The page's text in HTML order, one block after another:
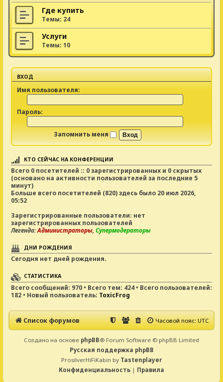
Где купить
Темы: 24
Услуги
Темы: 10
ВХОД
Имя пользователя:
Пароль:
Запомнить меня
КТО СЕЙЧАС НА КОНФЕРЕНЦИИ
Всего 0 посетителей :: 0 зарегистрированных и 0 скрытых
(основано на активности пользователей за последние 5
минут)
Больше всего посетителей (820) здесь было 20 июл 2026,
05:52
Зарегистрированные пользователи: нет
зарегистрированных пользователей
Легенда:Администраторы,Супермодераторы
ДНИ РОЖДЕНИЯ
Сегодня нет дней рождения.
СТАТИСТИКА
Всего сообщений: 970 • Всего тем: 424 • Всего пользователей:
182 • Новый пользователь: ToxicFrog
Список форумов Часовой пояс:UTC
Создано на основе phpBB® Forum Software © phpBB Limited
Русская поддержка phpBB
ProsilverHiFiKabin by Tastenplayer
Конфиденциальность | Правила